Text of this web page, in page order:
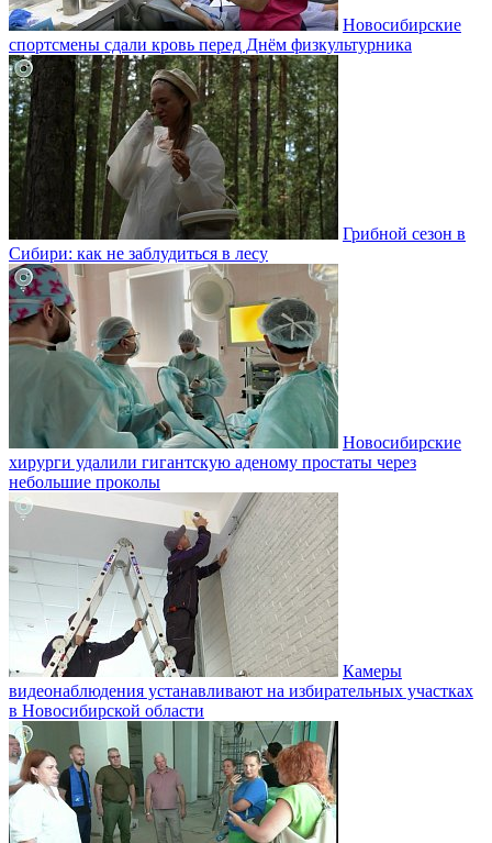
Новосибирские
спортсмены сдали кровь перед Днём физкультурника
Грибной сезон в
Сибири: как не заблудиться в лесу
Новосибирские
хирурги удалили гигантскую аденому простаты через
небольшие проколы
Камеры
видеонаблюдения устанавливают на избирательных участках
в Новосибирской области